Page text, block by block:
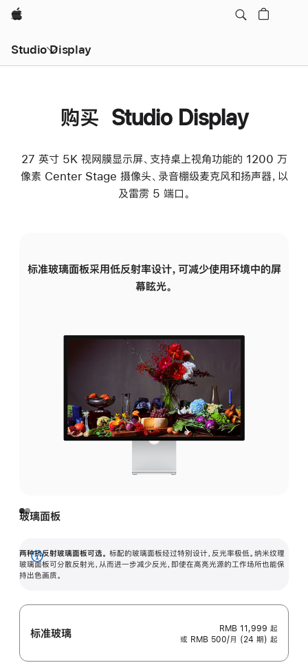
Apple
Studio Display
购买 Studio Display
27 英寸 5K 视网膜显示屏、支持桌上视角功能的 1200 万
像素 Center Stage 摄像头、录音棚级麦克风和扬声器，以
及雷雳 5 端口。
标准玻璃面板采用低反射率设计，可减少使用环境中的屏
幕眩光。
玻璃面板
两种抗反射玻璃面板可选。 标配的玻璃面板经过特别设计，反光率极低。纳米纹理
玻璃面板可分散反射光，从而进一步减少反光，即使在高亮光源的工作场所也能保
持出色画质。
展
开
标准玻璃 RMB 11,999 起
或 RMB 500/月 (24 期) 起